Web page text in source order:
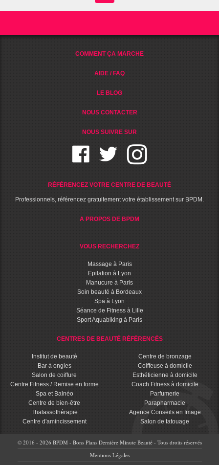
en
COMMENT ÇA MARCHE
AIDE / FAQ
LE BLOG
NOUS CONTACTER
NOUS SUIVRE SUR
RÉFÉRENCEZ VOTRE CENTRE DE BEAUTÉ
Professionnels, référencez gratuitement votre établissement sur BPDM.
A PROPOS DE BPDM
VOUS RECHERCHEZ
Massage à Paris
Epilation à Lyon
Manucure à Paris
Soin beauté à Bordeaux
Spa à Lyon
Séance de Fitness à Lille
Sport Aquabiking à Paris
CENTRES DE BEAUTÉ RÉFÉRENCÉS
Institut de beauté
Bar à ongles
Salon de coiffure
Centre Fitness / Remise en forme
Spa et Balnéo
Centre de bien-être
Thalassothérapie
Centre d'amincissement
Centre de bronzage
Coiffeuse à domicile
Esthéticienne à domicile
Coach Fitness à domicile
Parfumerie
Parapharmacie
Agence Conseils en Image
Salon de tatouage
© 2016 - 2026 BPDM - Bons Plans Dernière Minute Beauté - Tous droits réservés
Mentions Légales